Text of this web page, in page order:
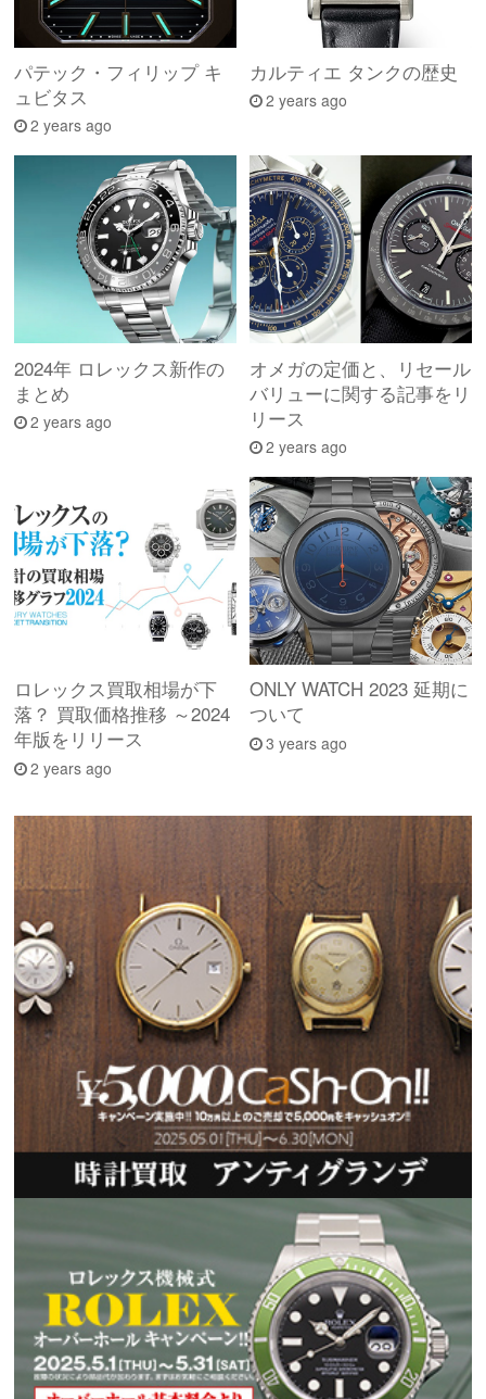
パテック・フィリップ キ
ュビタス
2 years ago
カルティエ タンクの歴史
2 years ago
2024年 ロレックス新作の
まとめ
2 years ago
オメガの定価と、リセール
バリューに関する記事をリ
リース
2 years ago
ロレックス買取相場が下
落？ 買取価格推移 ～2024
年版をリリース
2 years ago
ONLY WATCH 2023 延期に
ついて
3 years ago